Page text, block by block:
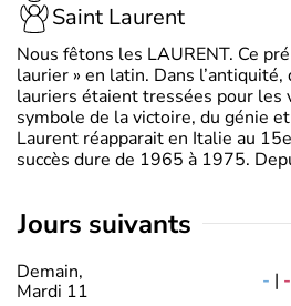
Saint Laurent
Nous fêtons les LAURENT. Ce
laurier » en latin. Dans l’antiquité,
lauriers étaient tressées pour les
symbole de la victoire, du génie
Laurent réapparait en Italie au
succès dure de 1965 à 1975.
jours suivants
Demain,
Mardi 11
- | -